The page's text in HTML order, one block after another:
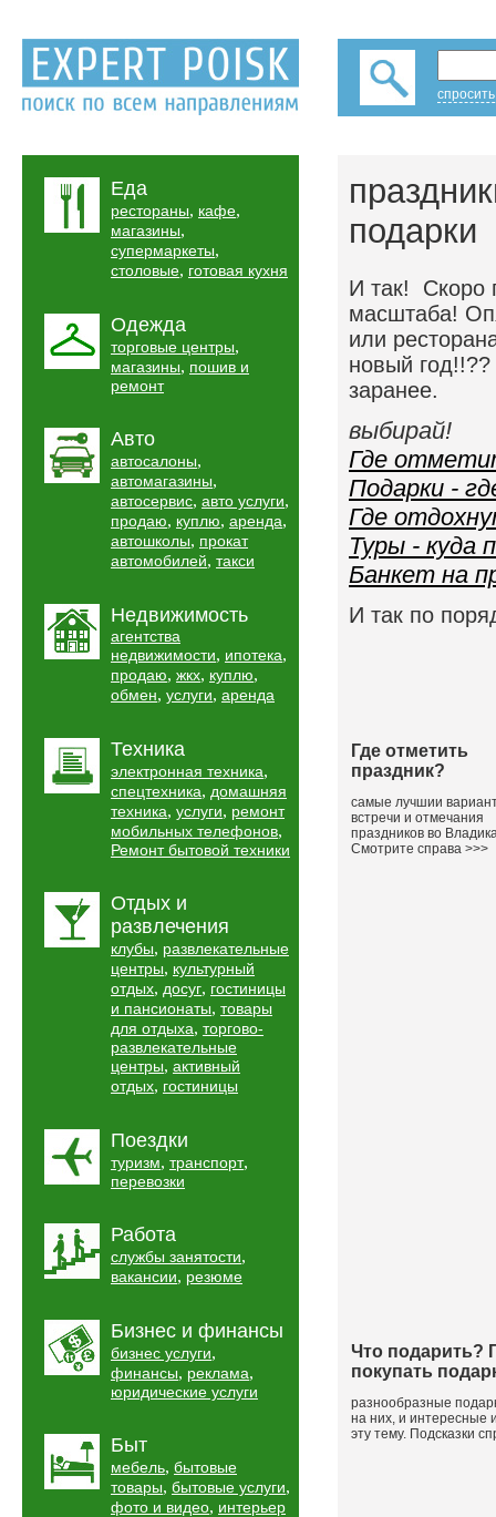
Еда
рестораны, кафе,
магазины,
супермаркеты,
столовые, готовая кухня
Одежда
торговые центры,
магазины, пошив и
ремонт
Авто
автосалоны,
автомагазины,
автосервис, авто услуги,
продаю, куплю, аренда,
автошколы, прокат
автомобилей, такси
Недвижимость
агентства
недвижимости, ипотека,
продаю, жкх, куплю,
обмен, услуги, аренда
Техника
электронная техника,
спецтехника, домашняя
техника, услуги, ремонт
мобильных телефонов,
Ремонт бытовой техники
Отдых и
развлечения
клубы, развлекательные
центры, культурный
отдых, досуг, гостиницы
и пансионаты, товары
для отдыха, торгово-
развлекательные
центры, активный
отдых, гостиницы
Поездки
туризм, транспорт,
перевозки
Работа
службы занятости,
вакансии, резюме
Бизнес и финансы
бизнес услуги,
финансы, реклама,
юридические услуги
Быт
мебель, бытовые
товары, бытовые услуги,
фото и видео, интерьер
подарки
И так! Скоро
масштаба!
или
новый
заранее.
выбирай!
Где
Подарки -
Где
Туры - куда
Банкет на
И так по
Где отметить
праздник?
самые лучшии
встречи и отмечания
праздников во
Смотрите справа >>>
Что подарить?
покупать
разнообразные
на них, и интересные
эту тему. Подсказки